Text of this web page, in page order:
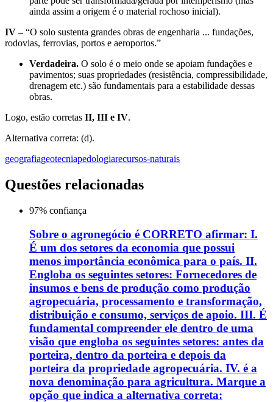
ainda assim a origem é o material rochoso inicial).
IV –“O solo sustenta grandes obras de engenharia ... fundações,
rodovias, ferrovias, portos e aeroportos.”
Verdadeira. O solo é o meio onde se apoiam fundações e
pavimentos; suas propriedades (resistência, compressibilidade,
drenagem etc.) são fundamentais para a estabilidade dessas
obras.
Logo, estão corretas II, III e IV.
Alternativa correta: (d).
geografiageotecniapedologiarecursos-naturais
Questões relacionadas
97% confiança
Sobre o agronegócio é CORRETO afirmar: I.
É um dos setores da economia que possui
menos importância econômica para o país. II.
Engloba os seguintes setores: Fornecedores de
insumos e bens de produção como produção
agropecuária, processamento e transformação,
distribuição e consumo, serviços de apoio. III. É
fundamental compreender ele dentro de uma
visão que engloba os seguintes setores: antes da
porteira, dentro da porteira e depois da
porteira da propriedade agropecuária. IV. é a
nova denominação para agricultura. Marque a
opção que indica a alternativa correta: